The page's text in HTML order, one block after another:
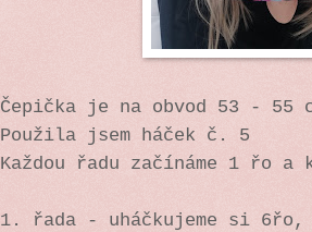
Čepička je na obvod 53 - 55
Použila jsem háček č. 5
Každou řadu začínáme 1 řo a
1. řada - uháčkujeme si 6řo,